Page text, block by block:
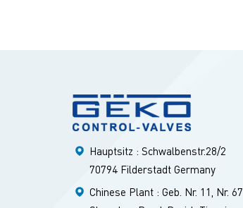
Hauptsitz : Schwalbenstr.28/2
70794 Filderstadt Germany
Chinese Plant : Geb. Nr. 11, Nr. 67